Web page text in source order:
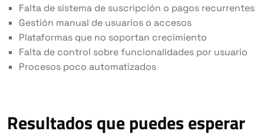
Falta de sistema de suscripción o pagos recurrentes
Gestión manual de usuarios o accesos
Plataformas que no soportan crecimiento
Falta de control sobre funcionalidades por usuario
Procesos poco automatizados
Resultados que puedes esperar